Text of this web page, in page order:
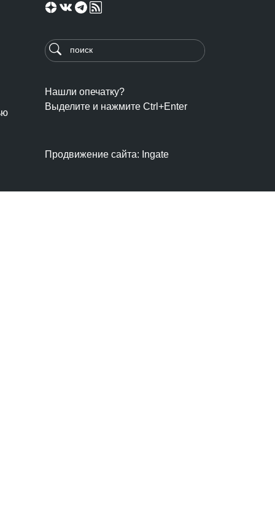
Нашли опечатку?
Выделите и нажмите Ctrl+Enter
Продвижение сайта: Ingate